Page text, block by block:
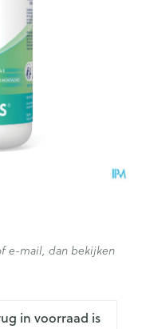
in voorraad is
e-mail, dan bekijken